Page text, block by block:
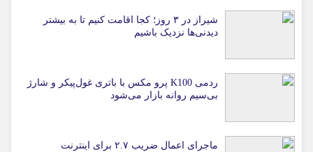
شیراز در ۳ روز؛ کجا اقامت کنیم تا به بیشتر
دیدنی‌ها نزدیک باشیم
ردمی K100 پرو مکس با باتری غول‌پیکر و شارژ
بی‌سیم روانه بازار می‌شود
ماجرای اعمال ضریب ۲.۷ برای اینترنت